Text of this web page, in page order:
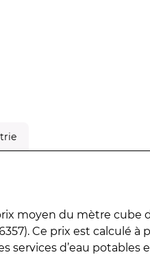
moyen du mètre cube
Ce prix est calculé à
services d’eau potables